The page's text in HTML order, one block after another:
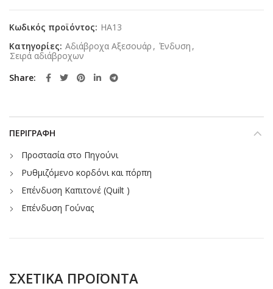
Κωδικός προϊόντος: HA13
Κατηγορίες: Αδιάβροχα Αξεσουάρ , Ένδυση ,
Σειρά αδιάβροχων
Share
ΠΕΡΙΓΡΑΦΉ
Προστασία στο Πηγούνι
Ρυθμιζόμενο κορδόνι και πόρπη
Επένδυση Καπιτονέ (Quilt )
Eπένδυση Γούνας
ΣΧΕΤΙΚΆ ΠΡΟΪΌΝΤΑ